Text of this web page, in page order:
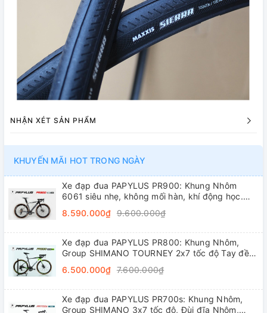
NHẬN XÉT SẢN PHẨM
KHUYẾN MÃI HOT TRONG NGÀY
Xe đạp đua PAPYLUS PR900: Khung Nhôm
6061 siêu nhẹ, không mối hàn, khí động học.
trục rỗng, líp thả
8.590.000₫ 9.600.000₫
Xe đạp đua PAPYLUS PR800: Khung Nhôm,
Group SHIMANO TOURNEY 2x7 tốc độ Tay đề
700x28C
6.500.000₫ 7.600.000₫
Xe đạp đua PAPYLUS PR700s: Khung Nhôm,
Group SHIMANO 3x7 tốc độ, Đùi đĩa Nhôm,